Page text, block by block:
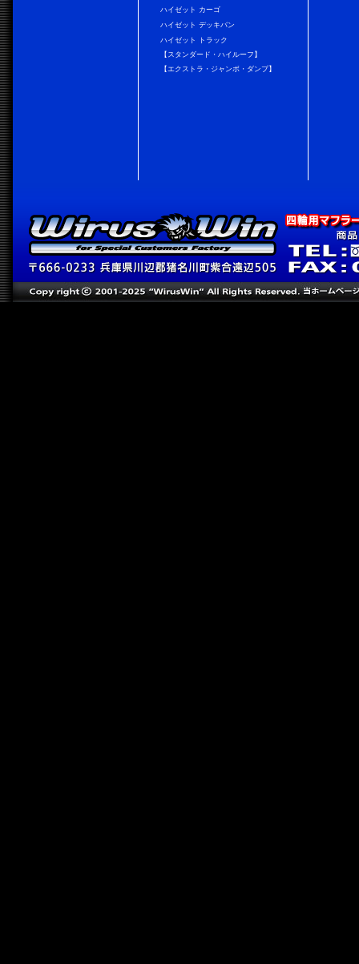
ハイゼット カーゴ
ハイゼット デッキバン
ハイゼット トラック
【スタンダード・ハイルーフ】
【エクストラ・ジャンボ・ダンプ】